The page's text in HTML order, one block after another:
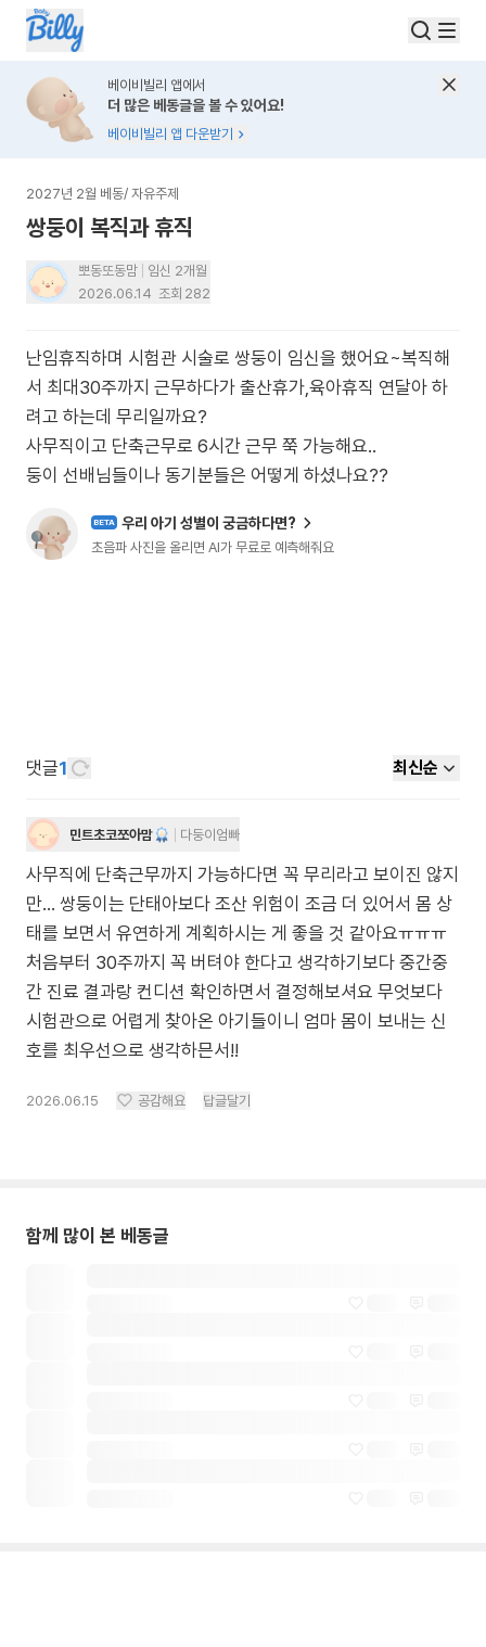
베이비빌리 앱에서
더 많은 베동글을 볼 수 있어요!
베이비빌리 앱 다운받기
2027년 2월 베동/ 자유주제
쌍둥이 복직과 휴직
뽀동또동맘
임신 2개월
2026.06.14 조회 282
난임휴직하며 시험관 시술로 쌍둥이 임신을 했어요~복직해
서 최대30주까지 근무하다가 출산휴가,육아휴직 연달아 하
려고 하는데 무리일까요?
사무직이고 단축근무로 6시간 근무 쭉 가능해요..
둥이 선배님들이나 동기분들은 어떻게 하셨나요??
BETA 우리 아기 성별이 궁금하다면?
초음파 사진을 올리면 AI가 무료로 예측해줘요
댓글1 최신순
민트초코쪼아맘 다둥이엄빠
사무직에 단축근무까지 가능하다면 꼭 무리라고 보이진 않지
만… 쌍둥이는 단태아보다 조산 위험이 조금 더 있어서 몸 상
태를 보면서 유연하게 계획하시는 게 좋을 것 같아요ㅠㅠㅠ
처음부터 30주까지 꼭 버텨야 한다고 생각하기보다 중간중
간 진료 결과랑 컨디션 확인하면서 결정해보셔요 무엇보다
시험관으로 어렵게 찾아온 아기들이니 엄마 몸이 보내는 신
호를 최우선으로 생각하믄서!!
2026.06.15 공감해요 답글달기
함께 많이 본 베동글